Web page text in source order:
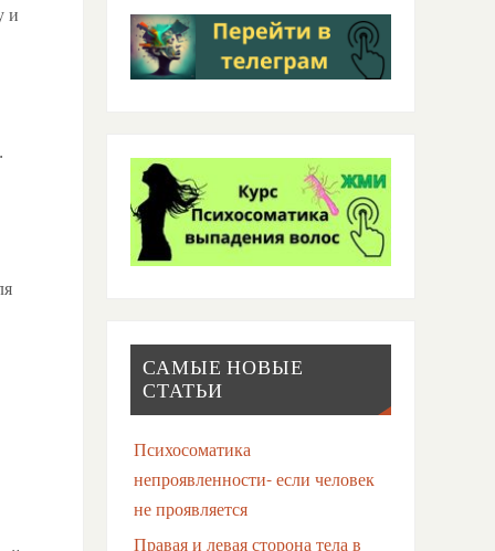
и
САМЫЕ НОВЫЕ
СТАТЬИ
Психосоматика
непроявленности- если человек
не проявляется
Правая и левая сторона тела в